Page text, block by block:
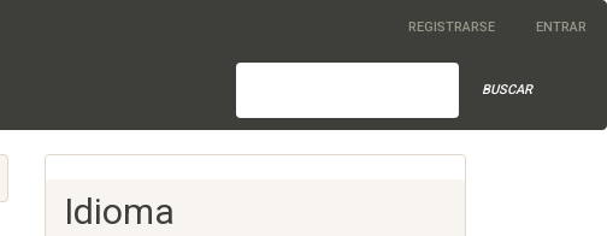
REGISTRARSE ENTRAR
BUSCAR
Idioma